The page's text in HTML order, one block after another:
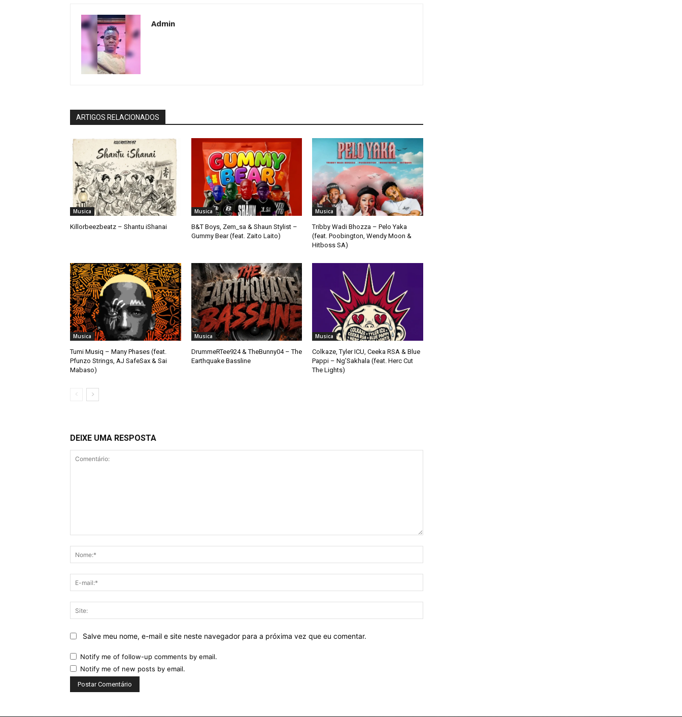
Admin
ARTIGOS RELACIONADOS
Musica
Killorbeezbeatz – Shantu iShanai
Musica
B&T Boys, Zem_sa & Shaun Stylist –
Gummy Bear (feat. Zaito Laito)
Musica
Tribby Wadi Bhozza – Pelo Yaka
(feat. Poobington, Wendy Moon &
Hitboss SA)
Musica
Tumi Musiq – Many Phases (feat.
Pfunzo Strings, AJ SafeSax & Sai
Mabaso)
Musica
DrummeRTee924 & TheBunny04 – The
Earthquake Bassline
Musica
Colkaze, Tyler ICU, Ceeka RSA & Blue
Pappi – Ng’Sakhala (feat. Herc Cut
The Lights)
DEIXE UMA RESPOSTA
mail:*
Salve meu nome, e-mail e site neste navegador para a próxima vez que eu comentar.
Notify me of follow-up comments by email.
Notify me of new posts by email.